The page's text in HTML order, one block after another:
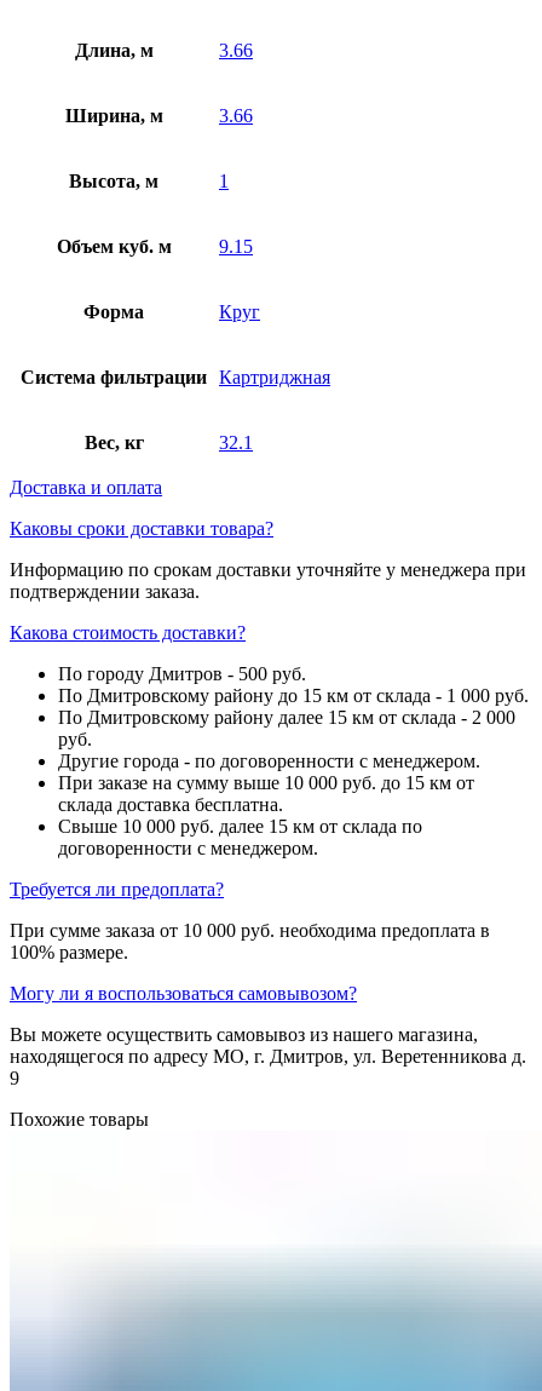
Длина, м 3.66
Ширина, м 3.66
Высота, м 1
Объем куб. м 9.15
Форма Круг
Система фильтрации Картриджная
Вес, кг 32.1
Доставка и оплата
Каковы сроки доставки товара?
Информацию по срокам доставки уточняйте у менеджера при
подтверждении заказа.
Какова стоимость доставки?
По городу Дмитров - 500 руб.
По Дмитровскому району до 15 км от склада - 1 000 руб.
По Дмитровскому району далее 15 км от склада - 2 000
руб.
Другие города - по договоренности с менеджером.
При заказе на сумму выше 10 000 руб. до 15 км от
склада доставка бесплатна.
Свыше 10 000 руб. далее 15 км от склада по
договоренности с менеджером.
Требуется ли предоплата?
При сумме заказа от 10 000 руб. необходима предоплата в
100% размере.
Могу ли я воспользоваться самовывозом?
Вы можете осуществить самовывоз из нашего магазина,
находящегося по адресу МО, г. Дмитров, ул. Веретенникова д.
9
Похожие товары